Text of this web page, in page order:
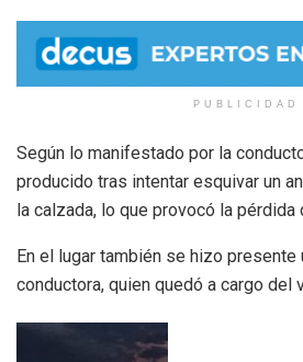
PUBLICIDAD
Según lo manifestado por la
producido tras intentar esquivar un
la calzada, lo que provocó la pérdida
En el lugar también se hizo presente
conductora, quien quedó a cargo del